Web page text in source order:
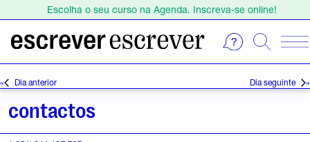
Escolha o seu curso na Agenda. Inscreva-se online!
Escolha o seu curso na Agenda. Inscreva-se online!
E
v
e
l
Dia anterior Dia seguinte
contactos